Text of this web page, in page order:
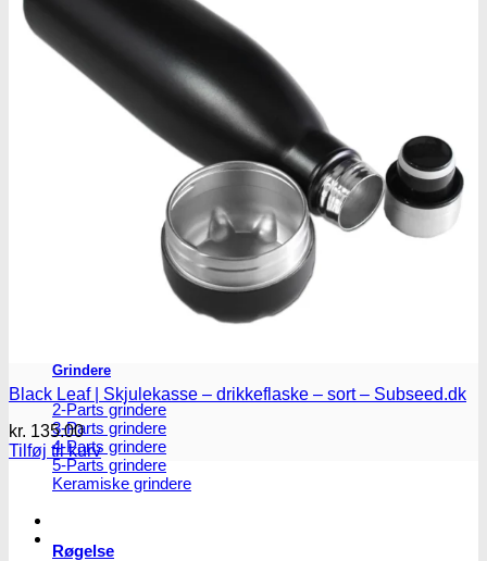
Sniff & Snus
Master blastere
Snuff Box
Grindere
2-Parts grindere
3-Parts grindere
4-Parts grindere
5-Parts grindere
Keramiske grindere
Røgelse
Black Leaf | Skjulekasse – drikkeflaske – sort – Subseed.dk
kr. 135.00
Tilføj til kurv